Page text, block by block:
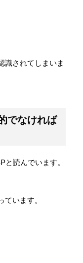
識されてしまいま
でなければ
と読んでいます。
います。